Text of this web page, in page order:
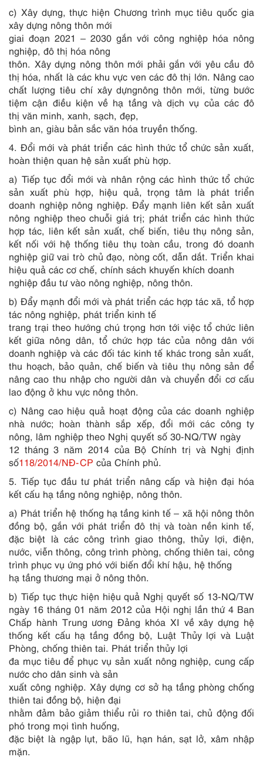
c) Xây dựng, thực hiện Chương trình mục tiêu quốc gia
xây dựng nông thôn mới
giai đoạn 2021 – 2030 gắn với công nghiệp hóa nông
nghiệp, đô thị hóa nông
thôn. Xây dựng nông thôn mới phải gắn với yêu cầu đô
thị hóa, nhất là các khu vực ven các đô thị lớn. Nâng cao
chất lượng tiêu chí xây dựngnông thôn mới, từng bước
tiệm cận điều kiện về hạ tầng và dịch vụ của các đô
thị văn minh, xanh, sạch, đẹp,
bình an, giàu bản sắc văn hóa truyền thống.
4. Đổi mới và phát triển các hình thức tổ chức sản xuất,
hoàn thiện quan hệ sản xuất phù hợp.
a) Tiếp tục đổi mới và nhân rộng các hình thức tổ chức
sản xuất phù hợp, hiệu quả, trọng tâm là phát triển
doanh nghiệp nông nghiệp. Đẩy mạnh liên kết sảnxuất
nông nghiệp theo chuỗi giá trị; phát triển các hình thức
hợp tác, liên kết sản xuất, chế biến, tiêu thụ nông sản,
kết nối với hệ thống tiêu thụ toàn cầu, trong đó doanh
nghiệp giữ vai trò chủ đạo, nòng cốt, dẫn dắt. Triển khai
hiệu quả các cơ chế, chính sách khuyến khích doanh
nghiệp đầu tư vào nông nghiệp, nông thôn.
b) Đẩy mạnh đổi mới và phát triển các hợp tác xã, tổ hợp
tác nông nghiệp, phát triển kinh tế
trang trại theo hướng chú trọng hơn tới việc tổ chức liên
kết giữa nông dân, tổ chức hợp tác của nông dân với
doanh nghiệp và các đối tác kinh tế khác trong sản xuất,
thu hoạch, bảo quản, chế biến và tiêu thụ nông sản để
nâng cao thu nhập cho người dân và chuyển đổi cơ cấu
lao động ở khu vực nông thôn.
c) Nâng cao hiệu quả hoạt động của các doanh nghiệp
nhà nước; hoàn thành sắp xếp, đổi mới các công ty
nông, lâm nghiệp theo Nghị quyết số 30-NQ/TW ngày
12 tháng 3 năm 2014 của Bộ Chính trị và Nghị định
số118/2014/NĐ-CP của Chính phủ.
5. Tiếp tục đầu tư phát triển nâng cấp và hiện đại hóa
kết cấu hạ tầng nông nghiệp, nông thôn.
a) Phát triển hệ thống hạ tầng kinh tế – xã hội nông thôn
đồng bộ, gắn với phát triển đô thị và toàn nền kinh tế,
đặc biệt là các công trình giao thông, thủy lợi, điện,
nước, viễn thông, công trình phòng, chống thiên tai, công
trình phục vụ ứng phó với biến đổi khí hậu, hệ thống
hạ tầng thương mại ở nông thôn.
b) Tiếp tục thực hiện hiệu quả Nghị quyết số 13-NQ/TW
ngày 16 tháng 01 năm 2012 của Hội nghị lần thứ 4 Ban
Chấp hành Trung ương Đảng khóa XI về xây dựng hệ
thống kết cấu hạ tầng đồng bộ, Luật Thủy lợi và Luật
Phòng, chống thiên tai. Phát triển thủy lợi
đa mục tiêu để phục vụ sản xuất nông nghiệp, cung cấp
nước cho dân sinh và sản
xuất công nghiệp. Xây dựng cơ sở hạ tầng phòng chống
thiên tai đồng bộ, hiện đại
nhằm đảm bảo giảm thiểu rủi ro thiên tai, chủ động đối
phó trong mọi tình huống,
đặc biệt là ngập lụt, bão lũ, hạn hán, sạt lở, xâm nhập
mặn.